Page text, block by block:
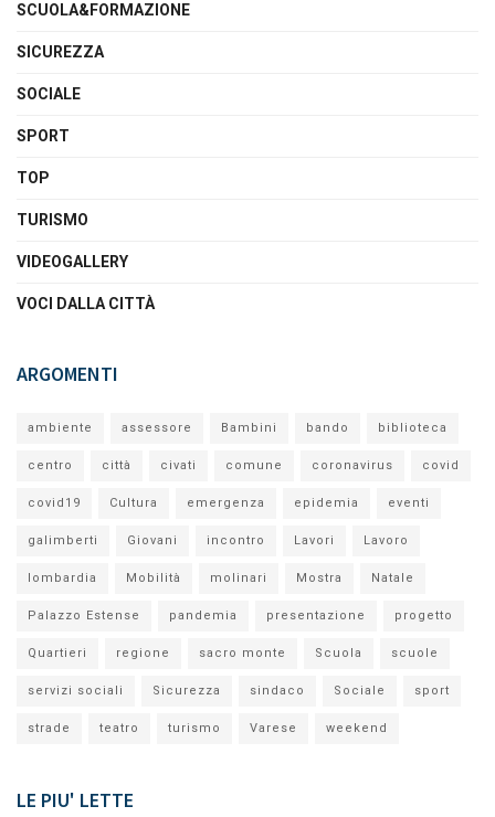
SCUOLA&FORMAZIONE
SICUREZZA
SOCIALE
SPORT
TOP
TURISMO
VIDEOGALLERY
VOCI DALLA CITTÀ
ARGOMENTI
ambiente assessore Bambini bando biblioteca
centro città civati comune coronavirus covid
covid19 Cultura emergenza epidemia eventi
galimberti Giovani incontro Lavori Lavoro
lombardia Mobilità molinari Mostra Natale
Palazzo Estense pandemia presentazione progetto
Quartieri regione sacro monte Scuola scuole
servizi sociali Sicurezza sindaco Sociale sport
strade teatro turismo Varese weekend
LE PIU' LETTE